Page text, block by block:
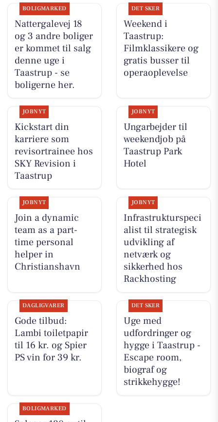
BOLIGMARKED
Nattergalevej 18
og 3 andre boliger
er kommet til salg
denne uge i
Taastrup - se
boligerne her.
DET SKER
Weekend i
Taastrup:
Filmklassikere og
gratis busser til
operaoplevelse
JOBNYT
Kickstart din
karriere som
revisortrainee hos
SKY Revision i
Taastrup
JOBNYT
Ungarbejder til
weekendjob på
Taastrup Park
Hotel
JOBNYT
Join a dynamic
team as a part-
time personal
helper in
Christianshavn
JOBNYT
Infrastrukturspeci
alist til strategisk
udvikling af
netværk og
sikkerhed hos
Rackhosting
DAGLIGVARER
Gode tilbud:
Lambi toiletpapir
til 16 kr. og Spier
PS vin for 39 kr.
DET SKER
Uge med
udfordringer og
hygge i Taastrup -
Escape room,
biograf og
strikkehygge!
BOLIGMARKED